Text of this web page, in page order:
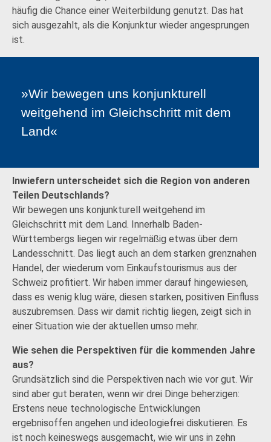
häufig die Chance einer Weiterbildung genutzt. Das hat
sich ausgezahlt, als die Konjunktur wieder angesprungen
ist.
»Wir bewegen uns konjunkturell
weitgehend im Gleichschritt mit dem
Land«
Inwiefern unterscheidet sich die Region von ­anderen
Teilen Deutschlands?
Wir bewegen uns konjunkturell weitgehend im
Gleichschritt mit dem Land. Innerhalb Baden-
Württembergs liegen wir regelmäßig etwas über dem
Landesschnitt. Das liegt auch an dem starken grenznahen
Handel, der wiederum vom Einkaufstourismus aus der
Schweiz profitiert. Wir haben immer darauf hingewiesen,
dass es wenig klug wäre, diesen starken, positiven Einfluss
auszubremsen. Dass wir damit richtig liegen, zeigt sich in
einer Situation wie der aktuellen umso mehr.
Wie sehen die Perspektiven für die kommenden Jahre
aus?
Grundsätzlich sind die Perspektiven nach wie vor gut. Wir
sind aber gut beraten, wenn wir drei Dinge beherzigen:
Erstens neue technologische Entwicklungen
ergebnisoffen angehen und ideologiefrei diskutieren. Es
ist noch keineswegs ausgemacht, wie wir uns in zehn